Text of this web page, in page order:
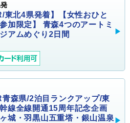
東北4県発着】【女性おひと
加限定】 青森4つのアートミ
アムめぐり2日間
森県/2泊目ランクアップ/東
線全線開通15周年記念企画
城・羽黒山五重塔・銀山温泉